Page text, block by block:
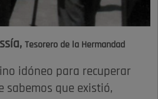
Tesorero de la Hermandad
idóneo para recuperar
sabemos que existió,